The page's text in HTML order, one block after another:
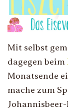
Mit selbst
dagegen beim
Monatsende
mache zum